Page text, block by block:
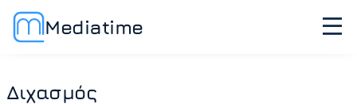
Mediatime
Διχασμός